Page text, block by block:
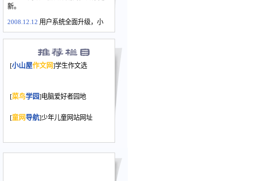
新。
2008.12.12 用户系统全面升级，小
长会、家园网－个人空间，用户一
次注册全部通行。
2008.12.12家园网正式运行，域
年，2009版提前启用，小山屋全面
小山画廊均增加多个新栏目。。
评分、顶功能，作文宝典改版。
[小山屋作文网]学生作文选
[菜鸟学园]电脑爱好者园地
[童网导航]少年儿童网站网址